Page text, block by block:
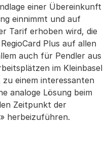
einer Übereinkunft
einnimmt und auf
Tarif erhoben wird, die
Plus auf allen
auch für Pendler aus
im Kleinbasel
einem interessanten
analoge Lösung beim
Zeitpunkt der
herbeizuführen.